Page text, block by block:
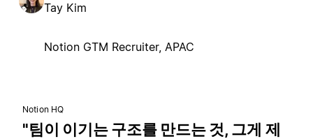
Tay Kim
Notion GTM Recruiter, APAC
Notion HQ
"팀이 이기는 구조를 만드는 것, 그게 제